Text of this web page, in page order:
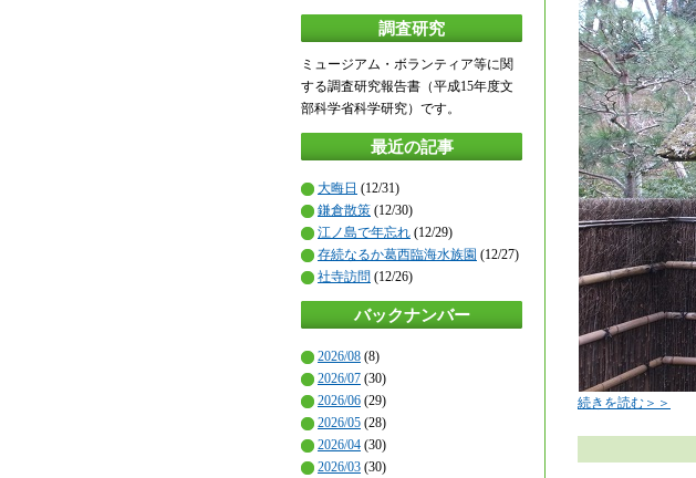
調査研究
ミュージアム・ボランティア等に関
する調査研究報告書（平成15年度文
部科学省科学研究）です。
最近の記事
大晦日 (12/31)
鎌倉散策 (12/30)
江ノ島で年忘れ (12/29)
存続なるか葛西臨海水族園 (12/27)
社寺訪問 (12/26)
バックナンバー
2026/08 (8)
2026/07 (30)
2026/06 (29)
2026/05 (28)
2026/04 (30)
2026/03 (30)
続きを読む＞＞